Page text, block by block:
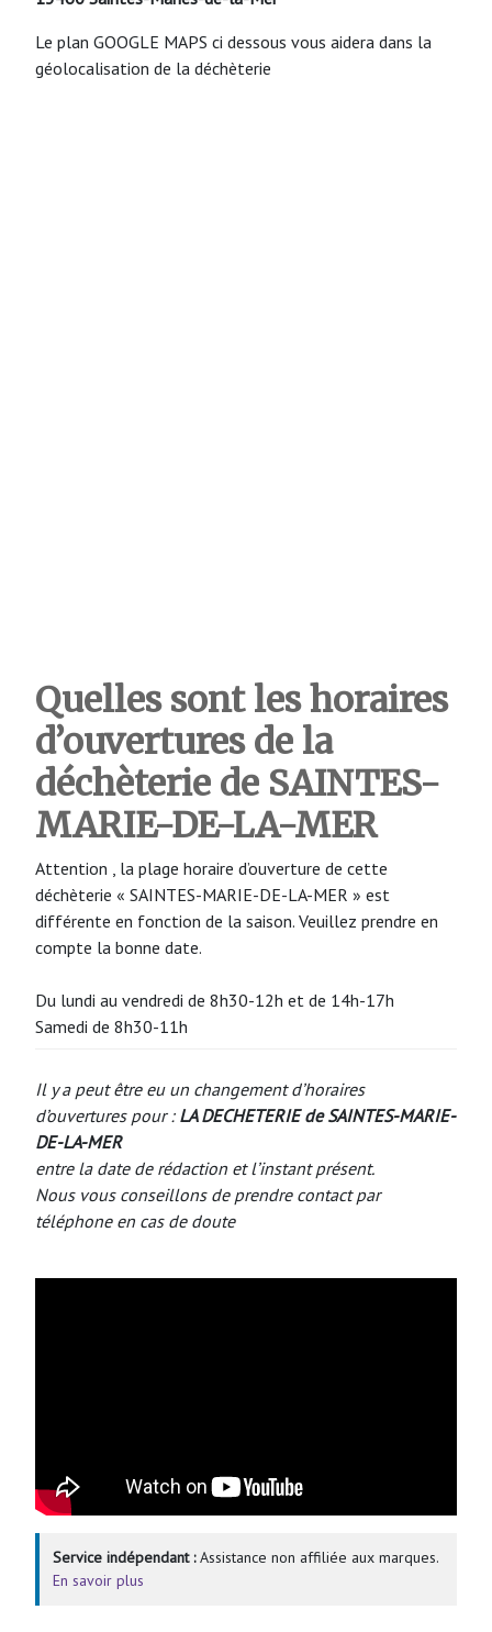
Le plan GOOGLE MAPS ci dessous vous aidera dans la
géolocalisation de la déchèterie
Quelles sont les horaires
d’ouvertures de la
déchèterie de SAINTES-
MARIE-DE-LA-MER
Attention , la plage horaire d’ouverture de cette
déchèterie « SAINTES-MARIE-DE-LA-MER » est
différente en fonction de la saison. Veuillez prendre en
compte la bonne date.
Du lundi au vendredi de 8h30-12h et de 14h-17h
Samedi de 8h30-11h
Il y a peut être eu un changement d’horaires
d’ouvertures pour : LA DECHETERIE de SAINTES-MARIE-
DE-LA-MER
entre la date de rédaction et l’instant présent.
Nous vous conseillons de prendre contact par
téléphone en cas de doute
Service indépendant :Assistance non affiliée aux marques.
En savoir plus